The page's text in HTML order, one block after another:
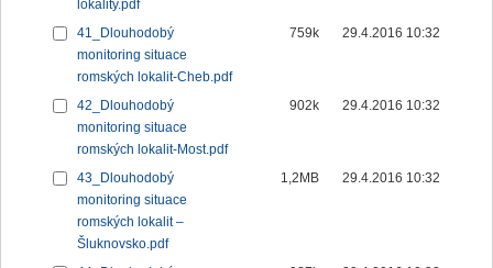
lokality.pdf
41_Dlouhodobý
monitoring situace
romských lokalit-Cheb.pdf
759k 29.4.2016 10:32
42_Dlouhodobý
monitoring situace
romských lokalit-Most.pdf
902k 29.4.2016 10:32
43_Dlouhodobý
monitoring situace
romských lokalit –
Šluknovsko.pdf
1,2MB 29.4.2016 10:32